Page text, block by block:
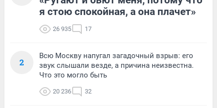
я стою спокойная, а она плачет»
26 935 17
2
Всю Москву напугал загадочный взрыв: его
звук слышали везде, а причина неизвестна.
Что это могло быть
20 236 32